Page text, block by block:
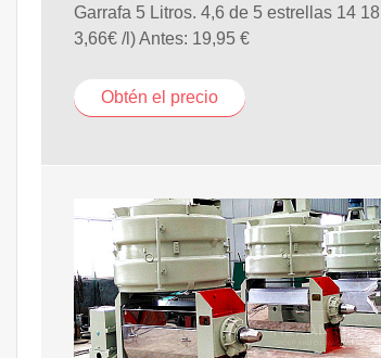
Garrafa 5 Litros. 4,6 de 5 estrellas 14
3,66€ /l) Antes: 19,95 €
Obtén el precio